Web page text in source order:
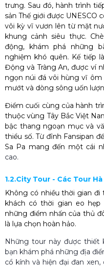
trưng. Sau đó, hành trình
sản Thế giới được UNESCO
vôi kỳ vĩ vươn lên từ mặt
khung cảnh siêu thực.
động, khám phá những
nghiệm khó quên. Kế tiếp
Động và Tràng An, được ví
ngọn núi đá vôi hùng vĩ
mướt và dòng sông uốn
Điểm cuối cùng của hành
thuộc vùng Tây Bắc Việt
bậc thang ngoạn mục và
thiểu số. Từ đỉnh Fansipan
Sa Pa mang đến một cái
cao.
1.2.City Tour - Các Tour
Không có nhiều thời gian
khách có thời gian eo hẹp
những điểm nhấn của thủ
là lựa chọn hoàn hảo.
Những tour này được thiết
bạn khám phá những địa
cổ kính và hiện đại đan